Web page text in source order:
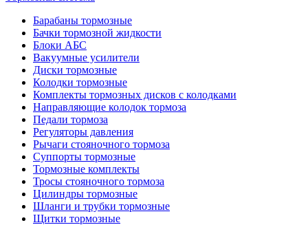
Барабаны тормозные
Бачки тормозной жидкости
Блоки АБС
Вакуумные усилители
Диски тормозные
Колодки тормозные
Комплекты тормозных дисков с колодками
Направляющие колодок тормоза
Педали тормоза
Регуляторы давления
Рычаги стояночного тормоза
Суппорты тормозные
Тормозные комплекты
Тросы стояночного тормоза
Цилиндры тормозные
Шланги и трубки тормозные
Щитки тормозные